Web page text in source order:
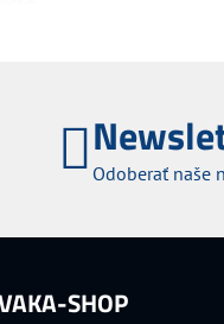
Odoberať naše
SHOP